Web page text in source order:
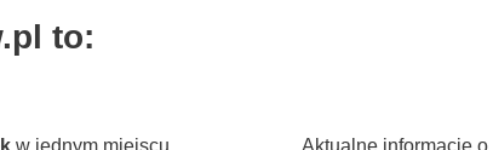
to:
w jednym miejscu Aktualne informacje o